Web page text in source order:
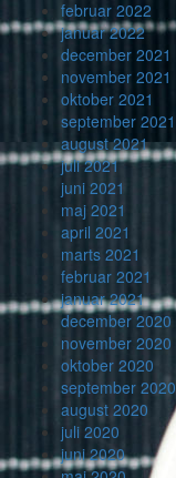
februar 2022
januar 2022
december 2021
november 2021
oktober 2021
september 2021
august 2021
juli 2021
juni 2021
maj 2021
april 2021
marts 2021
februar 2021
januar 2021
december 2020
november 2020
oktober 2020
september 2020
august 2020
juli 2020
juni 2020